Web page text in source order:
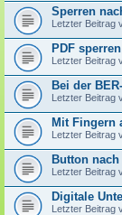
Sperren
Letzter Beitrag
PDF
Letzter Beitrag
Bei der
Letzter Beitrag
Mit Fingern
Letzter Beitrag
Button
Letzter Beitrag
Digitale
Letzter Beitrag